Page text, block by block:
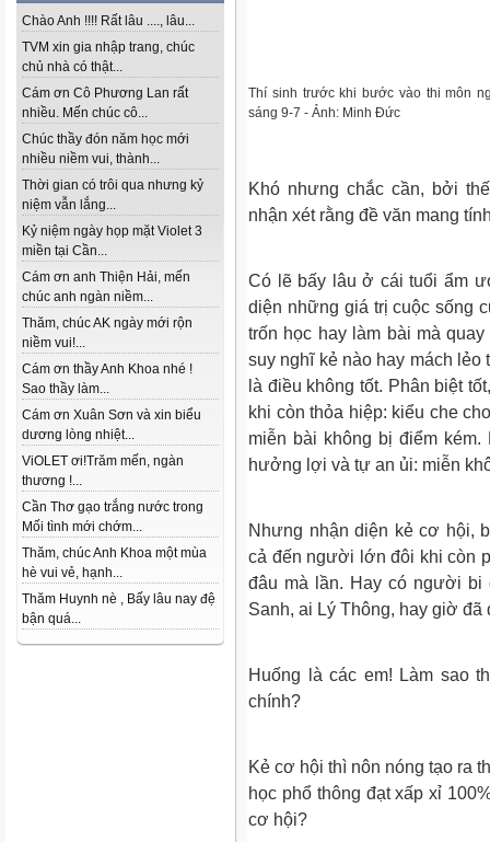
Chào Anh !!!! Rất lâu ...., lâu...
TVM xin gia nhập trang, chúc
chủ nhà có thật...
Cám ơn Cô Phương Lan rất
nhiều. Mến chúc cô...
Chúc thầy đón năm học mới
nhiều niềm vui, thành...
Thời gian có trôi qua nhưng kỷ
niệm vẫn lắng...
Kỷ niệm ngày họp mặt Violet 3
miền tại Cần...
Cám ơn anh Thiện Hải, mến
chúc anh ngàn niềm...
Thăm, chúc AK ngày mới rộn
niềm vui!...
Cám ơn thầy Anh Khoa nhé !
Sao thầy làm...
Cám ơn Xuân Sơn và xin biểu
dương lòng nhiệt...
ViOLET ơi!Trăm mến, ngàn
thương !...
Cần Thơ gạo trắng nước trong
Mối tình mới chớm...
Thăm, chúc Anh Khoa một mùa
hè vui vẻ, hạnh...
Thăm Huynh nè , Bấy lâu nay đệ
bận quá...
Thí sinh trước khi bước vào thi môn
sáng 9-7 - Ảnh: Minh Đức
Khó nhưng chắc cần, bởi
nhận xét rằng đề văn mang
Có lẽ bấy lâu ở cái tuổi ẩm
diện những giá trị cuộc sống
trốn học hay làm bài mà
suy nghĩ kẻ nào hay mách
là điều không tốt. Phân biệt
khi còn thỏa hiệp: kiểu che
miễn bài không bị điểm
hưởng lợi và tự an ủi: miễn
Nhưng nhận diện kẻ cơ hội,
cả đến người lớn đôi khi còn
đâu mà lần. Hay có người bi
Sanh, ai Lý Thông, hay giờ
Huống là các em! Làm sao
chính?
Kẻ cơ hội thì nôn nóng tạo ra
học phổ thông đạt xấp xỉ
cơ hội?